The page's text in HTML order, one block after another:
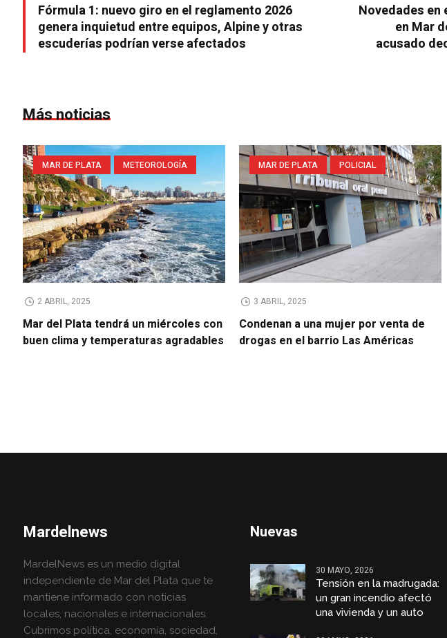
Fórmula 1: nuevo giro en el reglamento 2026
genera inquietud entre equipos, Alpine y otras
escuderías podrían verse afectados
Novedades
en Mar
acusado
Más noticias
MAR DE PLATA METEOROLOGÍA
2 ABRIL, 2025
Mar del Plata tendrá un miércoles con
buen clima y temperaturas agradables
MAR DE PLATA POLICIAL
3 ABRIL, 2025
Condenan a una mujer por venta de
drogas en el barrio Las Américas
Mardelnews
MardelNews es un medio digital
independiente de Mar del Plata que te
mantiene informado con noticias
locales, nacionales e internacionales.
Cubrimos política, economía, sociedad,
Nuevas
30 MAYO, 2026
Tensión en la madrugada:
un gran incendio afectó
una vivienda y un auto